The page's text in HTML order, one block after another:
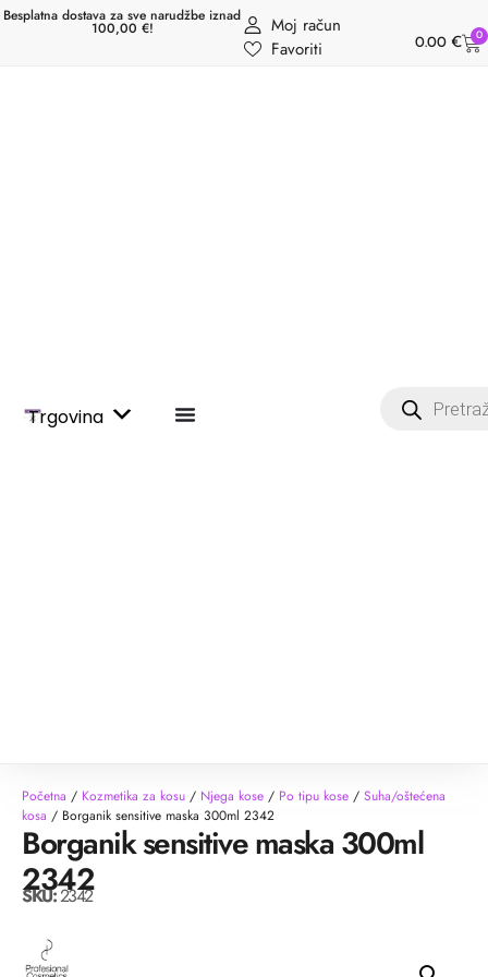
Besplatna dostava za sve narudžbe iznad
100,00 €!
Moj račun
Favoriti
0.00 € 0
Trgovina
Početna / Kozmetika za kosu / Njega kose / Po tipu kose / Suha/oštećena
kosa / Borganik sensitive maska 300ml 2342
Borganik sensitive maska 300ml
2342
SKU:2342